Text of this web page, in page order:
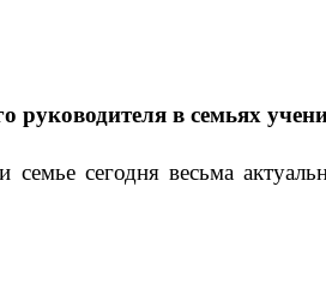
руководителя в семьях
сегодня весьма